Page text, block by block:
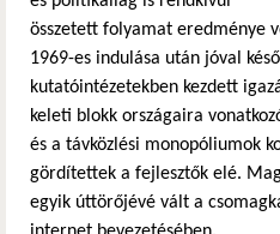
összetett folyamat eredménye
1969-es indulása után jóval
kutatóintézetekben kezdett
keleti blokk országaira
és a távközlési monopóliumok
gördítettek a fejlesztők elé.
egyik úttörőjévé vált a